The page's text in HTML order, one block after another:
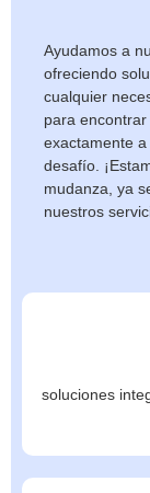
Ayudamos a
ofreciendo
cualquier
para
exactamente
desafío.
mudanza, ya
nuestros
soluciones